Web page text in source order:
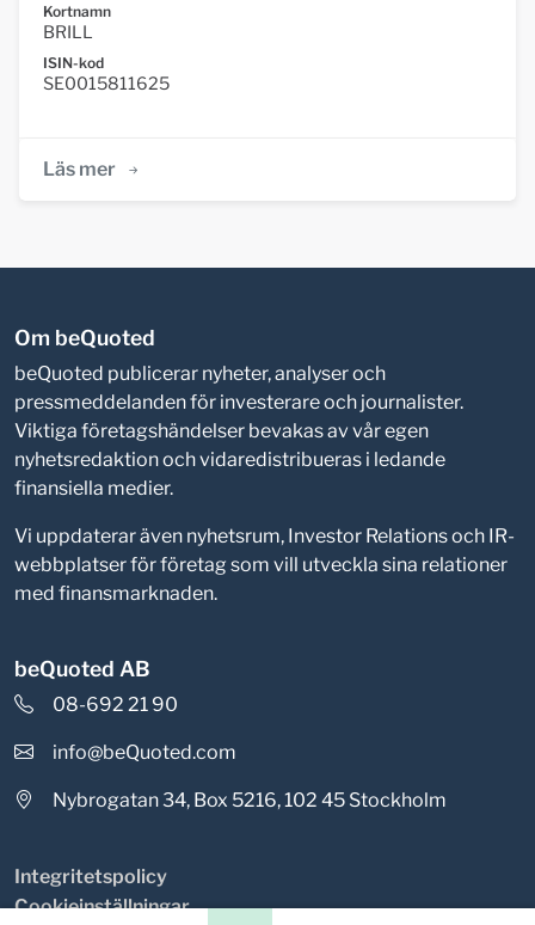
Kortnamn
BRILL
ISIN-kod
SE0015811625
Läs mer
Om beQuoted
beQuoted publicerar nyheter, analyser och
pressmeddelanden för investerare och journalister.
Viktiga företagshändelser bevakas av vår egen
nyhetsredaktion och vidaredistribueras i ledande
finansiella medier.
Vi uppdaterar även nyhetsrum, Investor Relations och IR-
webbplatser för företag som vill utveckla sina relationer
med finansmarknaden.
beQuoted AB
08-692 21 90
info@beQuoted.com
Nybrogatan 34, Box 5216, 102 45 Stockholm
Integritetspolicy
Cookieinställningar